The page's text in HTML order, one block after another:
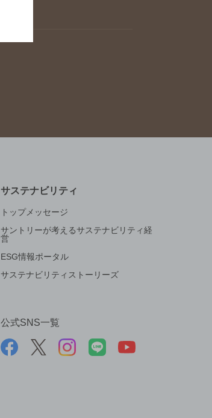
サステナビリティ
トップメッセージ
サントリーが考えるサステナビリティ経
営
ESG情報ポータル
サステナビリティストーリーズ
公式SNS一覧